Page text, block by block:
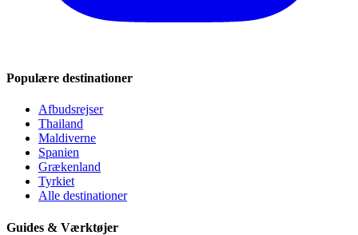
Populære destinationer
Afbudsrejser
Thailand
Maldiverne
Spanien
Grækenland
Tyrkiet
Alle destinationer
Guides & Værktøjer